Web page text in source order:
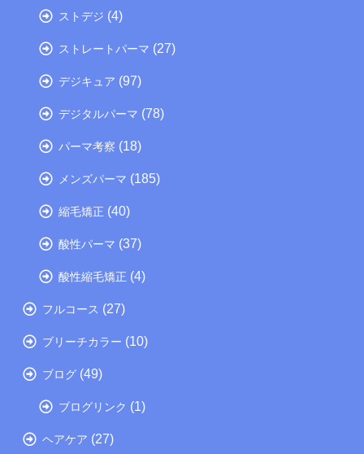
ストデジ (4)
ストレートパーマ (27)
デジキュア (97)
デジタルパーマ (78)
パーマ考察 (18)
メンズパーマ (185)
縮毛矯正 (40)
酸性パーマ (37)
酸性縮毛矯正 (4)
フルコース (27)
ブリーチカラー (10)
ブログ (49)
ブログリンク (1)
ヘアケア (27)